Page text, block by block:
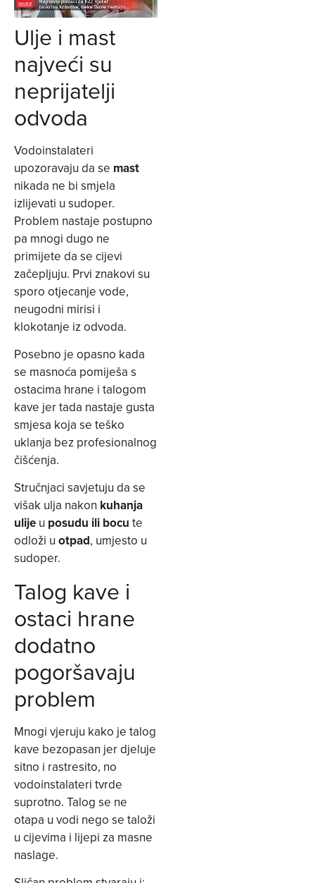
Ulje i mast
najveći su
neprijatelji
odvoda
Vodoinstalateri
upozoravaju da se mast
nikada ne bi smjela
izlijevati u sudoper.
Problem nastaje postupno
pa mnogi dugo ne
primijete da se cijevi
začepljuju. Prvi znakovi su
sporo otjecanje vode,
neugodni mirisi i
klokotanje iz odvoda.
Posebno je opasno kada
se masnoća pomiješa s
ostacima hrane i talogom
kave jer tada nastaje gusta
smjesa koja se teško
uklanja bez profesionalnog
čišćenja.
Stručnjaci savjetuju da se
višak ulja nakon kuhanja
ulije u posudu ili bocu te
odloži u otpad, umjesto u
sudoper.
Talog kave i
ostaci hrane
dodatno
pogoršavaju
problem
Mnogi vjeruju kako je talog
kave bezopasan jer djeluje
sitno i rastresito, no
vodoinstalateri tvrde
suprotno. Talog se ne
otapa u vodi nego se taloži
u cijevima i lijepi za masne
naslage.